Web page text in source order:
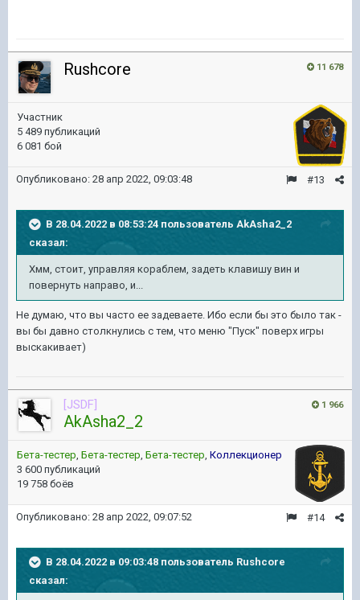
11 678
Rushcore
Участник
5 489 публикаций
6 081 бой
#13
Опубликовано: 28 апр 2022, 09:03:48
В 28.04.2022 в 08:53:24 пользователь AkAsha2_2
сказал:
Хмм, стоит, управляя кораблем, задеть клавишу вин и
повернуть направо, и...
Не думаю, что вы часто ее задеваете. Ибо если бы это было так -
вы бы давно столкнулись с тем, что меню "Пуск" поверх игры
выскакивает)
1 966
[JSDF]
AkAsha2_2
Бета-тестер, Бета-тестер, Бета-тестер, Коллекционер
3 600 публикаций
19 758 боёв
#14
Опубликовано: 28 апр 2022, 09:07:52
В 28.04.2022 в 09:03:48 пользователь Rushcore
сказал: